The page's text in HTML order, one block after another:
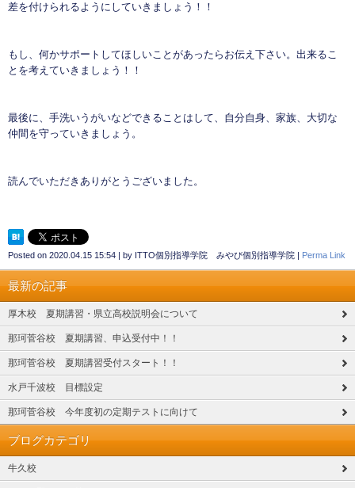
差を付けられるようにしていきましょう！！
もし、何かサポートしてほしいことがあったらお伝え下さい。出来るこ
とを考えていきましょう！！
最後に、手洗いうがいなどできることはして、自分自身、家族、大切な
仲間を守っていきましょう。
読んでいただきありがとうございました。
Posted on 2020.04.15 15:54 by ITTO個別指導学院 みやび個別指導学院 Perma Link
最新の記事
厚木校 夏期講習・県立高校説明会について
那珂菅谷校 夏期講習、申込受付中！！
那珂菅谷校 夏期講習受付スタート！！
水戸千波校 目標設定
那珂菅谷校 今年度初の定期テストに向けて
ブログカテゴリ
牛久校